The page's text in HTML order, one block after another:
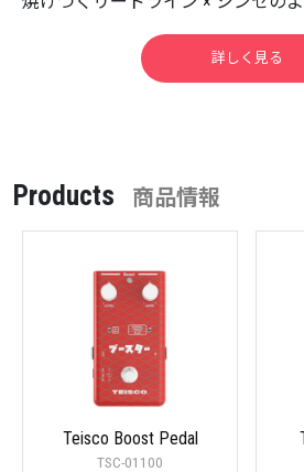
詳しく見る
Products 商品情報
Teisco Boost Pedal
TSC-01100